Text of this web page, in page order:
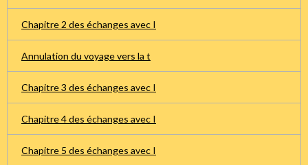
Chapitre 2 des échanges avec I
Annulation du voyage vers la t
Chapitre 3 des échanges avec I
Chapitre 4 des échanges avec I
Chapitre 5 des échanges avec I